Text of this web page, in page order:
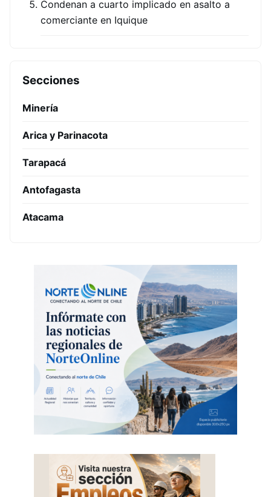
Condenan a cuarto implicado en asalto a
comerciante en Iquique
Secciones
Minería
Arica y Parinacota
Tarapacá
Antofagasta
Atacama